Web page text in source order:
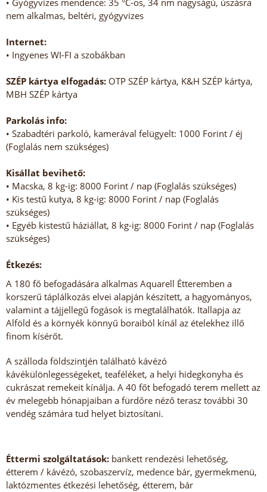
• Gyógyvizes mendence: 35 °C-os, 34 nm nagyságú, úszásra
nem alkalmas, beltéri, gyógyvizes
Internet:
• Ingyenes WI-FI a szobákban
SZÉP kártya elfogadás: OTP SZÉP kártya, K&H SZÉP kártya,
MBH SZÉP kártya
Parkolás info:
• Szabadtéri parkoló, kamerával felügyelt: 1000 Forint / éj
(Foglalás nem szükséges)
Kisállat bevihető:
• Macska, 8 kg-ig: 8000 Forint / nap (Foglalás szükséges)
• Kis testű kutya, 8 kg-ig: 8000 Forint / nap (Foglalás
szükséges)
• Egyéb kistestű háziállat, 8 kg-ig: 8000 Forint / nap (Foglalás
szükséges)
Étkezés:
A 180 fő befogadására alkalmas Aquarell Étteremben a
korszerű táplálkozás elvei alapján készített, a hagyományos,
valamint a tájjellegű fogások is megtalálhatók. Itallapja az
Alföld és a környék könnyű boraiból kínál az ételekhez illő
finom kísérőt.
A szálloda földszintjén található kávézó
kávékülönlegességeket, teaféléket, a helyi hidegkonyha és
cukrászat remekeit kínálja. A 40 főt befogadó terem mellett az
év melegebb hónapjaiban a fürdőre néző terasz további 30
vendég számára tud helyet biztosítani.
Éttermi szolgáltatások: bankett rendezési lehetőség,
étterem / kávézó, szobaszervíz, medence bár, gyermekmenü,
laktózmentes étkezési lehetőség, étterem, bár